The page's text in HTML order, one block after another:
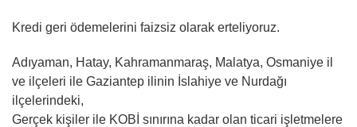
Kredi geri ödemelerini faizsiz olarak erteliyoruz.
Adıyaman, Hatay, Kahramanmaraş, Malatya, Osmaniye il
ve ilçeleri ile Gaziantep ilinin İslahiye ve Nurdağı
ilçelerindeki,
Gerçek kişiler ile KOBİ sınırına kadar olan ticari işletmelere